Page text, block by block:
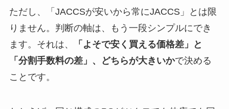
ただし、「JACCSが安いから常にJACCS」とは限
りません。判断の軸は、もう一段シンプルにでき
ます。それは、
「よそで安く買える価格差」と
「分割手数料の差」、どちらが大きいかで決める
ことです。